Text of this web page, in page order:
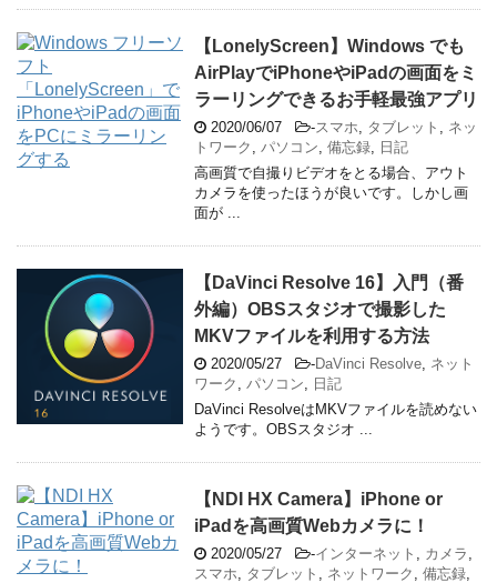
【LonelyScreen】Windows でも
AirPlayでiPhoneやiPadの画面をミ
ラーリングできるお手軽最強アプリ
2020/06/07 -スマホ タブレット
ネッ
トワーク
パソコン 備忘録
日記
高画質で自撮りビデオをとる場合、アウト
カメラを使ったほうが良いです。しかし画
面が ...
【DaVinci Resolve 16】入門（番
外編）OBSスタジオで撮影した
MKVファイルを利用する方法
2020/05/27 -DaVinci Resolve ネット
ワーク
パソコン
日記
DaVinci ResolveはMKVファイルを読めない
ようです。OBSスタジオ ...
【NDI HX Camera】iPhone or
iPadを高画質Webカメラに！
2020/05/27 -インターネット カメラ
スマホ
タブレット ネットワーク 備忘録